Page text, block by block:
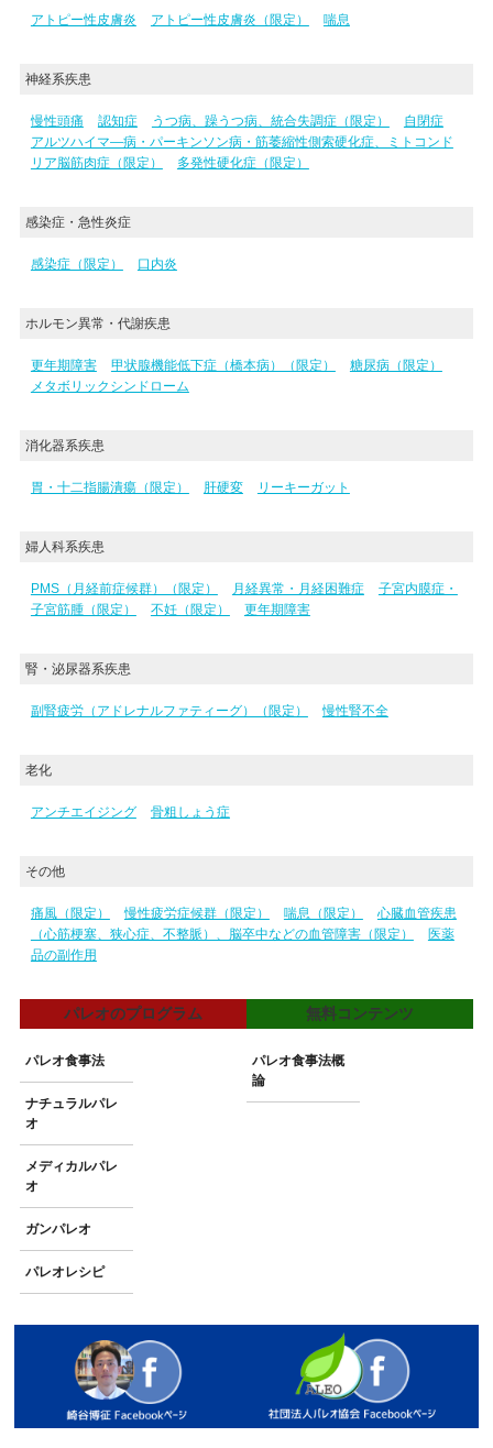
アトピー性皮膚炎 アトピー性皮膚炎（限定） 喘息
神経系疾患
慢性頭痛 認知症 うつ病、躁うつ病、統合失調症（限定）
自閉症
アルツハイマ―病・パーキンソン病・筋萎縮性側索硬化症、ミトコンド
リア脳筋肉症（限定）
多発性硬化症（限定）
感染症・急性炎症
感染症（限定） 口内炎
ホルモン異常・代謝疾患
更年期障害 甲状腺機能低下症（橋本病）（限定）
糖尿病（限定）
メタボリックシンドローム
消化器系疾患
胃・十二指腸潰瘍（限定） 肝硬変 リーキーガット
婦人科系疾患
PMS（月経前症候群）（限定） 月経異常・月経困難症
子宮内膜症・
子宮筋腫（限定）
不妊（限定） 更年期障害
腎・泌尿器系疾患
副腎疲労（アドレナルファティーグ）（限定） 慢性腎不全
老化
アンチエイジング 骨粗しょう症
その他
痛風（限定） 慢性疲労症候群（限定） 喘息（限定）
心臓血管疾患
（心筋梗塞、狭心症、不整脈）、脳卒中などの血管障害（限定）
医薬
品の副作用
パレオのプログラム
パレオ食事法
ナチュラルパレ
オ
メディカルパレ
オ
ガンパレオ
パレオレシピ
無料コンテンツ
パレオ食事法概
論